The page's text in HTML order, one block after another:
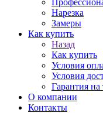
Нарезка
Замеры
Как купить
Назад
Как купить
Условия
Условия
Гарантия на
О компании
Контакты